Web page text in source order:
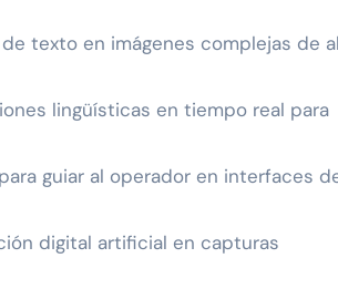
texto en imágenes complejas de
lingüísticas en tiempo real para
guiar al operador en interfaces
digital artificial en capturas